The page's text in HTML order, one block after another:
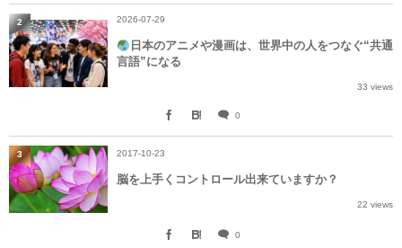
2026-07-29
日本のアニメや漫画は、世界中の人をつなぐ“共通
言語”になる
33 views
0
2
2017-10-23
脳を上手くコントロール出来ていますか？
22 views
0
3